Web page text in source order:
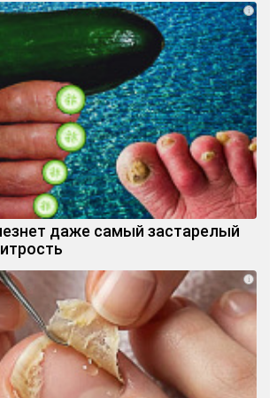
i
даже самый застарелый
i